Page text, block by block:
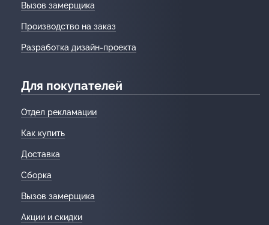
Вызов замерщика
Производство на заказ
Разработка дизайн-проекта
Для покупателей
Отдел рекламации
Как купить
Доставка
Сборка
Вызов замерщика
Акции и скидки